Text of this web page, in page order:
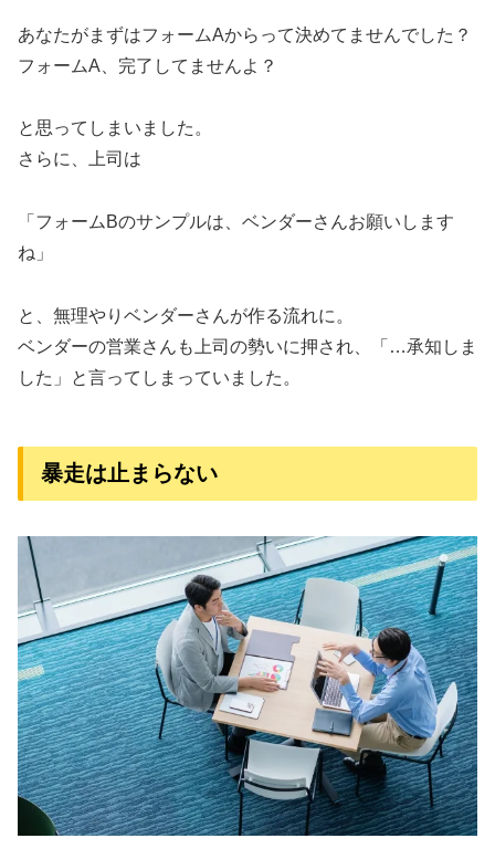
あなたがまずはフォームAからって決めてませんでした？
フォームA、完了してませんよ？
と思ってしまいました。
さらに、上司は
「フォームBのサンプルは、ベンダーさんお願いします
ね」
と、無理やりベンダーさんが作る流れに。
ベンダーの営業さんも上司の勢いに押され、「…承知しま
した」と言ってしまっていました。
暴走は止まらない